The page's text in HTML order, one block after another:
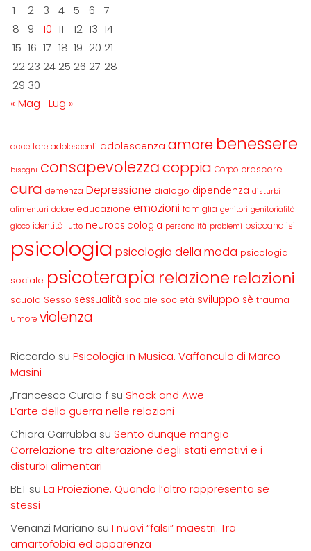
1
2 3 4 5 6
7
8
9 10 11 12 13 14
15 16 17 18 19 20 21
22 23 24 25 26 27 28
29 30
« Mag
Lug »
accettare adolescenti adolescenza amore benessere
bisogni consapevolezzacoppia Corpo crescere
cura demenza Depressione dialogo dipendenza disturbi
alimentari dolore educazione emozioni famiglia genitori genitorialità
gioco identità lutto neuropsicologia personalità problemi psicoanalisi
psicologia psicologia della moda psicologia
sociale psicoterapia relazione relazioni
scuola Sesso sessualità sociale società sviluppo sè trauma
umore violenza
Riccardo su Psicologia in Musica. Vaffanculo di Marco
Masini
,Francesco Curcio f su Shock and Awe
L’arte della guerra nelle relazioni
Chiara Garrubba su Sento dunque mangio
Correlazione tra alterazione degli stati emotivi e i
disturbi alimentari
BET su La Proiezione. Quando l’altro rappresenta se
stessi
Venanzi Mariano su I nuovi “falsi” maestri. Tra
amartofobia ed apparenza